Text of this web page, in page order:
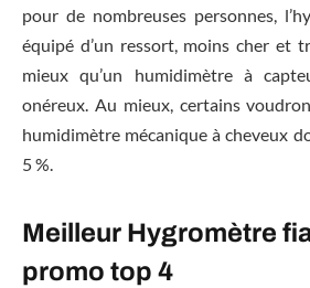
pour de nombreuses personnes,
équipé d’un ressort, moins cher et
mieux qu’un humidimètre à
onéreux. Au mieux, certains
humidimètre mécanique à cheveux
5 %.
Meilleur Hygromètre
promo top 4